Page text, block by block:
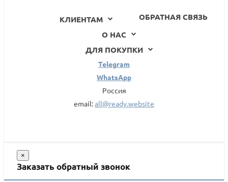
ОБРАТНАЯ СВЯЗЬ
КЛИЕНТАМ
О НАС
ДЛЯ ПОКУПКИ
Telegram
WhatsApp
Россия
email:all@ready.website
×
Заказать обратный звонок